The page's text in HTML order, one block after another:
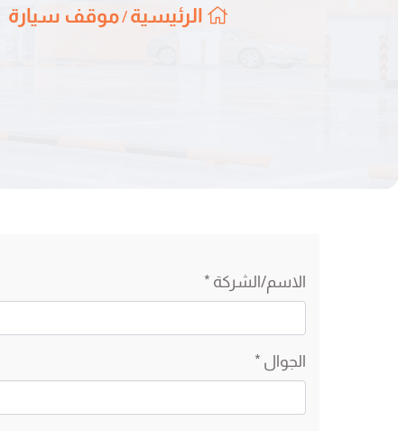
الرئيسية /موقف سيارة
الاسم/الشركة *
الجوال *